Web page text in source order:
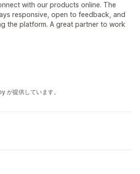
with our products online. The
responsive, open to feedback, and
the platform. A great partner to work
が提供しています。